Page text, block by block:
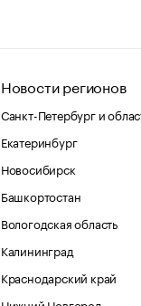
Новости регионов
Санкт-Петербург и
Екатеринбург
Новосибирск
Башкортостан
Вологодская область
Калининград
Краснодарский край